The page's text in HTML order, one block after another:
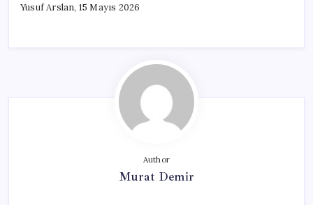
Yusuf Arslan, 15 Mayıs 2026
Author
Murat Demir